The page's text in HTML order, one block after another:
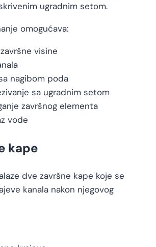
ugradnim setom.
omogućava:
visine
nagibom poda
sa ugradnim setom
završnog elementa
vode
kape
dve završne kape koje se
kanala nakon njegovog